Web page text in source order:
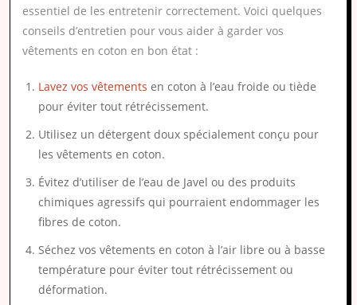
essentiel de les entretenir correctement. Voici quelques
conseils d’entretien pour vous aider à garder vos
vêtements en coton en bon état :
Lavez vos vêtements en coton à l’eau froide ou tiède
pour éviter tout rétrécissement.
Utilisez un détergent doux spécialement conçu pour
les vêtements en coton.
Évitez d’utiliser de l’eau de Javel ou des produits
chimiques agressifs qui pourraient endommager les
fibres de coton.
Séchez vos vêtements en coton à l’air libre ou à basse
température pour éviter tout rétrécissement ou
déformation.